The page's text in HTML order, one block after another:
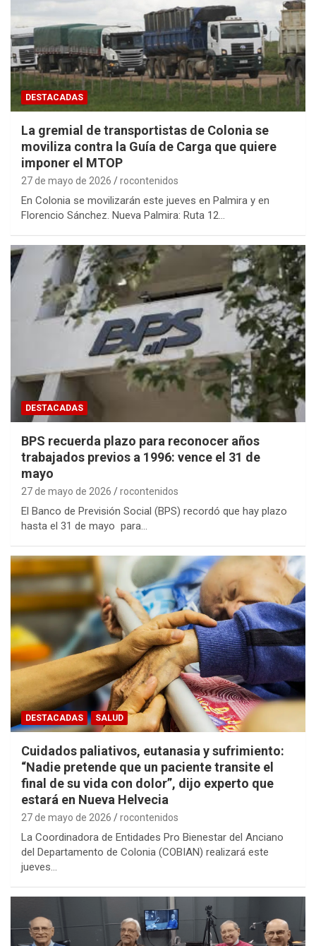
DESTACADAS
La gremial de transportistas de Colonia se
moviliza contra la Guía de Carga que quiere
imponer el MTOP
27 de mayo de 2026 rocontenidos
En Colonia se movilizarán este jueves en Palmira y en
Florencio Sánchez. Nueva Palmira: Ruta 12…
DESTACADAS
BPS recuerda plazo para reconocer años
trabajados previos a 1996: vence el 31 de
mayo
27 de mayo de 2026 rocontenidos
El Banco de Previsión Social (BPS) recordó que hay plazo
hasta el 31 de mayo para…
DESTACADAS SALUD
Cuidados paliativos, eutanasia y sufrimiento:
“Nadie pretende que un paciente transite el
final de su vida con dolor”, dijo experto que
estará en Nueva Helvecia
27 de mayo de 2026 rocontenidos
La Coordinadora de Entidades Pro Bienestar del Anciano
del Departamento de Colonia (COBIAN) realizará este
jueves…